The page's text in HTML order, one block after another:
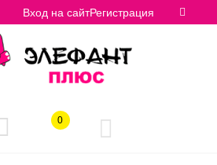
Вход на сайтРегистрация
0